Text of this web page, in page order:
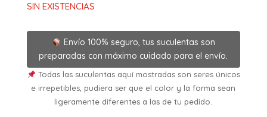
SIN EXISTENCIAS
Envío 100% seguro, tus suculentas son
preparadas con máximo cuidado para el envío.
Todas las suculentas aquí mostradas son seres únicos
e irrepetibles, pudiera ser que el color y la forma sean
ligeramente diferentes a las de tu pedido.